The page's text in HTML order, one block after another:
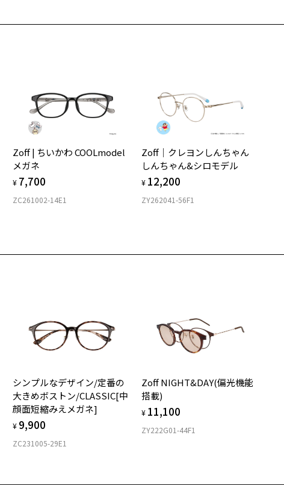
お持ちのZoffメガネサイズを確認するには？
仕上がり寸法
D 仕上がりの横幅：約135mm
E 仕上がりの縦幅：約35mm
ウエリントン
フロント素材：TPE
安心2 視力測定無料
視力の変化を早めに発見するために、定期的な視力測定をおす
すめいたします。
安心3 かかり具合調整無料
フレームの歪みやかかり具合の調整・クリーニングは、全国の
Zoff店舗にていつでも対応いたします。
＜メガネの度数情報がわからない方へ＞
オンラインストアでフレームのみ購入して、
ご購入時に「レンズ交換券」をお選びいただくと、実店舗で度数を測定
のうえ、
度付きレンズ（標準セットレンズ）へ無料交換いただけます。
Zoff | ちいかわ COOLmodel
メガネ
¥ 7,700
ZC261002-14E1
Zoff｜クレヨンしんちゃん
しんちゃん&シロモデル
¥ 12,200
ZY262041-56F1
シンプルなデザイン/定番の
大きめボストン/CLASSIC[中
顔面短縮みえメガネ]
¥ 9,900
ZC231005-29E1
Zoff NIGHT&DAY(偏光機能
搭載)
¥ 11,100
ZY222G01-44F1